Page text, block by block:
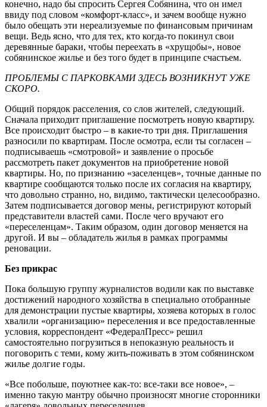
конечно, надо бы спросить Сергея Собянина, что он имел
ввиду под словом «комфорт-класс», и зачем вообще нужно
было обещать эти нереализуемые по финансовым причинам
вещи. Ведь ясно, что для тех, кто когда-то покинул свои
деревянные бараки, чтобы переехать в «хрущобы», новое
собянинское жилье и без того будет в принципе счастьем.
ПРОБЛЕМЫ С ПАРКОВКАМИ ЗДЕСЬ ВОЗНИКНУТ УЖЕ
СКОРО.
Общий порядок расселения, со слов жителей, следующий.
Сначала приходит приглашение посмотреть новую квартиру.
Все происходит быстро – в какие-то три дня. Приглашения
разносили по квартирам. После осмотра, если ты согласен –
подписываешь «смотровой» и заявление о просьбе
рассмотреть пакет документов на приобретение новой
квартиры. Но, по признанию «заселенцев», точные данные по
квартире сообщаются только после их согласия на квартиру,
что довольно странно, но, видимо, тактически целесообразно.
Затем подписывается договор мены, регистрируют который
представители властей сами. После чего вручают его
«переселенцам». Таким образом, один договор меняется на
другой. И вы – обладатель жилья в рамках программы
реновации.
Без прикрас
Пока большую группу журналистов водили как по выставке
достижений народного хозяйства в специально отобранные
для демонстрации пустые квартиры, хозяева которых в голос
хвалили «организацию» переселения и все предоставленные
условия, корреспондент «ФедералПресс» решил
самостоятельно погрузиться в непоказную реальность и
поговорить с теми, кому жить-поживать в этом собянинском
жилье долгие годы.
«Все побольше, поуютнее как-то: все-таки все новое», –
именно такую мантру обычно произносят многие сторонники